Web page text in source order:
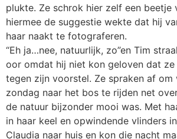
plukte. Ze schrok hier zelf een beetje
hiermee de suggestie wekte dat hij
haar naakt te fotograferen.
“Eh ja…nee, natuurlijk, zo”en Tim
oor omdat hij niet kon geloven dat ze
tegen zijn voorstel. Ze spraken af om
zondag naar het bos te rijden net
de natuur bijzonder mooi was. Met
in haar keel en opwindende vlinders
Claudia naar huis en kon die nacht